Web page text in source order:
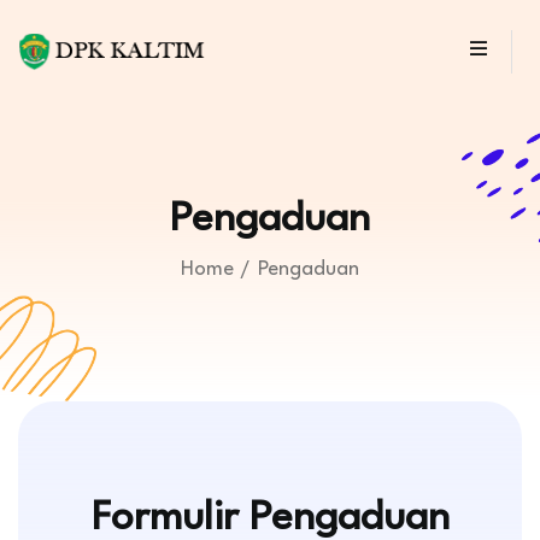
Pengaduan
Home Pengaduan
Formulir Pengaduan